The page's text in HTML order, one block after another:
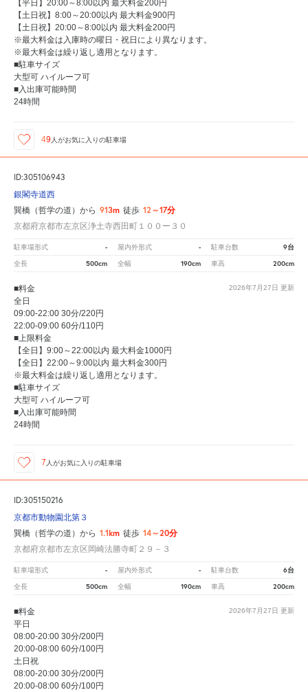
【平日】20:00～8:00以内 最大料金200円
【土日祝】8:00～20:00以内 最大料金900円
【土日祝】20:00～8:00以内 最大料金200円
※最大料金は入庫時の曜日・祝日により異なります。
※最大料金は繰り返し適用となります。
■駐車サイズ
大型可 ハイルーフ可
■入出庫可能時間
24時間
49 人がお気に入りの駐車場
ID:305106943
銀閣寺道西
巽橋（哲学の道）から 913m 徒歩 12～17分
京都府京都市左京区浄土寺西田町１００ー３０
駐車場形式 - 屋内外形式 - 駐車台数 9台
全長 500cm 全幅 190cm 車高 200cm
2026年7月27日 更新
■料金
全日
09:00-22:00 30分/220円
22:00-09:00 60分/110円
■上限料金
【全日】9:00～22:00以内 最大料金1000円
【全日】22:00～9:00以内 最大料金300円
※最大料金は繰り返し適用となります。
■駐車サイズ
大型可 ハイルーフ可
■入出庫可能時間
24時間
7 人がお気に入りの駐車場
ID:305150216
京都市動物園北第３
巽橋（哲学の道）から 1.1km 徒歩 14～20分
京都府京都市左京区岡崎法勝寺町２９－３
駐車場形式 - 屋内外形式 - 駐車台数 6台
全長 500cm 全幅 190cm 車高 200cm
2026年7月27日 更新
■料金
平日
08:00-20:00 30分/200円
20:00-08:00 60分/100円
土日祝
08:00-20:00 30分/200円
20:00-08:00 60分/100円